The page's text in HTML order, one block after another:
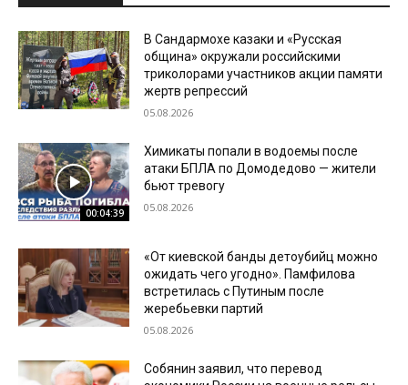
В Сандармохе казаки и «Русская
община» окружали российскими
триколорами участников акции памяти
жертв репрессий
05.08.2026
00:04:39
Химикаты попали в водоемы после
атаки БПЛА по Домодедово — жители
бьют тревогу
05.08.2026
«От киевской банды детоубийц можно
ожидать чего угодно». Памфилова
встретилась с Путиным после
жеребьевки партий
05.08.2026
Собянин заявил, что перевод